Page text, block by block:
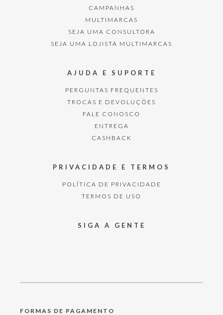
CAMPANHAS
MULTIMARCAS
SEJA UMA CONSULTORA
SEJA UMA LOJISTA MULTIMARCAS
AJUDA E SUPORTE
PERGUNTAS FREQUENTES
TROCAS E DEVOLUÇÕES
FALE CONOSCO
ENTREGA
CASHBACK
PRIVACIDADE E TERMOS
POLÍTICA DE PRIVACIDADE
TERMOS DE USO
SIGA A GENTE
FORMAS DE PAGAMENTO